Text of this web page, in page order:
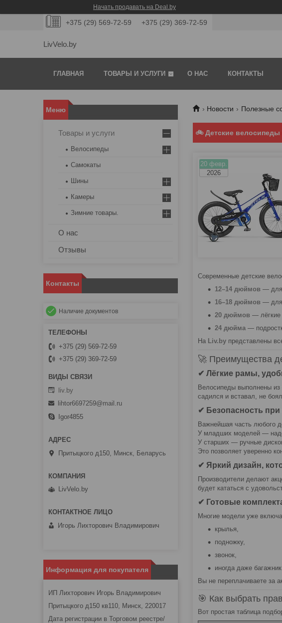
Начать продавать на Deal.by
+375 (29) 569-72-59 +375 (29) 369-72-59
LivVelo.by
ГЛАВНАЯ ТОВАРЫ И УСЛУГИ О НАС КОНТАКТЫ
Новости Полезные
🚲 Детские
20 февр.
2026
Современные детские
12–14 дюймов — для
16–18 дюймов — для
20 дюймов — лёгкие
24 дюйма —
На Liv.by представлены
🚀 Преимущества
✔ Лёгкие рамы,
Велосипеды выполнены из
садился и вставал, не
✔ Безопасность при
Важнейшая часть любого
У младших моделей —
У старших — ручные
Это позволяет уверенно
✔ Яркий дизайн,
Производители делают
будет кататься с
✔ Готовые
Многие модели уже
крылья,
подножку,
звонок,
иногда даже багажник.
Вы не переплачиваете за
🎯 Как выбрать
Вот простая таблица
Товары и услуги
Велосипеды
Самокаты
Шины
Камеры
Зимние товары.
О нас
Отзывы
Контакты
Наличие документов
+375 (29) 569-72-59
+375 (29) 369-72-59
liv.by
lihtor6697259@mail.ru
Igor4855
Притыцкого д150, Минск, Беларусь
LivVelo.by
Игорь Лихторович Владимирович
Информация для покупателя
ИП Лихторович Игорь Владимирович
Притыцкого д150 кв110, Минск, 220017
Дата регистрации в Торговом реестре/